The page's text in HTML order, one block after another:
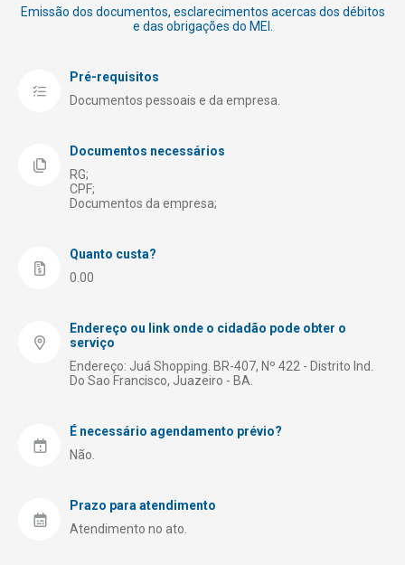
Obras Públicas
Registro de Empresas
Transporte e Trânsito
Emissão dos documentos, esclarecimentos acercas dos débitos
e das obrigações do MEI.
Pré-requisitos
Documentos pessoais e da empresa.
Documentos necessários
RG;
CPF;
Documentos da empresa;
Quanto custa?
0.00
Endereço ou link onde o cidadão pode obter o
serviço
Endereço: Juá Shopping. BR-407, Nº 422 - Distrito Ind.
Do Sao Francisco, Juazeiro - BA.
É necessário agendamento prévio?
Não.
Prazo para atendimento
Atendimento no ato.